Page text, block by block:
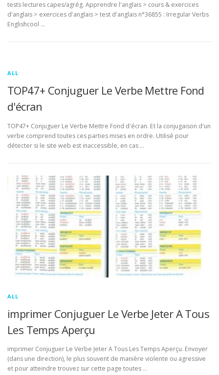
tests lectures capes/agrég. Apprendre l'anglais > cours & exercices
d'anglais > exercices d'anglais > test d'anglais n°36855 : Irregular Verbs
Englishcool …
ALL
TOP47+ Conjuguer Le Verbe Mettre Fond
d'écran
TOP47+ Conjuguer Le Verbe Mettre Fond d'écran. Et la conjugaison d'un
verbe comprend toutes ces parties mises en ordre. Utilisé pour
détecter si le site web est inaccessible, en cas …
ALL
imprimer Conjuguer Le Verbe Jeter A Tous
Les Temps Aperçu
imprimer Conjuguer Le Verbe Jeter A Tous Les Temps Aperçu. Envoyer
(dans une direction), le plus souvent de manière violente ou agressive
et pour atteindre trouvez sur cette page toutes …